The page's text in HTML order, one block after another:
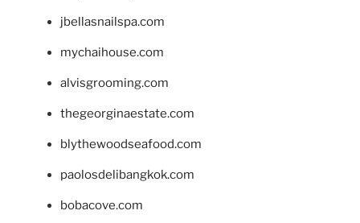
jbellasnailspa.com
mychaihouse.com
alvisgrooming.com
thegeorginaestate.com
blythewoodseafood.com
paolosdelibangkok.com
bobacove.com